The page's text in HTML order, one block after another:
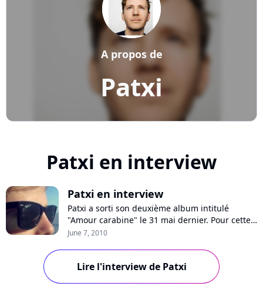
Patxi
A propos de
Patxi en interview
Patxi en interview
Patxi a sorti son deuxième album intitulé
"Amour carabine" le 31 mai dernier. Pour cette
occasion, il a accepté de répondre à nos
projet. Nous avons donc rencontré ce jeune
homme de 28 ans, très sympathique, simple et
réservé. A première vue et à première écout...
June 7, 2010
Lire l'interview de Patxi